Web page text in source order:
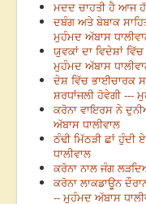
ਮਦਦ ਚਾਹਤੀ ਹੈ ਆਜ
ਦਬੰਗ ਅਤੇ ਬੇਬਾਕ
ਮੁਹੰਮਦ ਅੱਬਾਸ
ਯੁਵਕਾਂ ਦਾ ਵਿਦੇਸ਼ਾਂ ਵਿੱਚ
ਮੁਹੰਮਦ ਅੱਬਾਸ
ਦੇਸ਼ ਵਿੱਚ ਭਾਈਚਾਰਕ
ਸ਼ਰਧਾਂਜਲੀ ਹੋਵੇਗੀ ---
ਕਰੋਨਾ ਵਾਇਰਸ ਨੇ
ਅੱਬਾਸ ਧਾਲੀਵਾਲ
ਠੰਢੀ ਮਿੱਠੜੀ ਛਾਂ
ਧਾਲੀਵਾਲ
ਕਰੋਨਾ ਨਾਲ ਜੰਗ
ਕਰੋਨਾ ਲਾਕਡਾਊਨ
-- ਮੁਹੰਮਦ ਅੱਬਾਸ